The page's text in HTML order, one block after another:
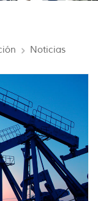
Noticias